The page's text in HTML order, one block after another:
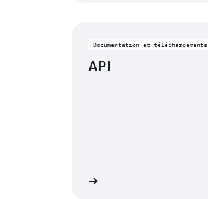
Documentation et téléchargements
API